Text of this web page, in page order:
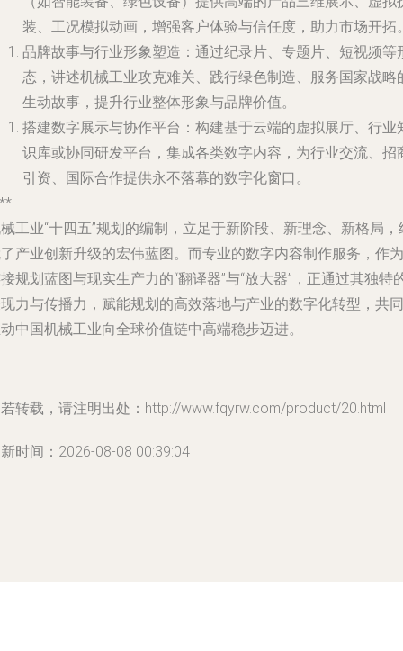
装、工况模拟动画，增强客户体验与信任度，助力市场开拓
品牌故事与行业形象塑造 ：通过纪录片、专题片、短视频等
态，讲述机械工业攻克难关、践行绿色制造、服务国家战略
生动故事，提升行业整体形象与品牌价值。
搭建数字展示与协作平台 ：构建基于云端的虚拟展厅、行业
识库或协同研发平台，集成各类数字内容，为行业交流、招
引资、国际合作提供永不落幕的数字化窗口。
工业“十四五”规划的编制，立足于新阶段、新理念、新格局，
产业创新升级的宏伟蓝图。而专业的数字内容制作服务，作为
规划蓝图与现实生产力的“翻译器”与“放大器”，正通过其独特
力与传播力，赋能规划的高效落地与产业的数字化转型，共同
中国机械工业向全球价值链中高端稳步迈进。
转载，请注明出处：http://www.fqyrw.com/product/20.html
时间：2026-08-08 00:39:04